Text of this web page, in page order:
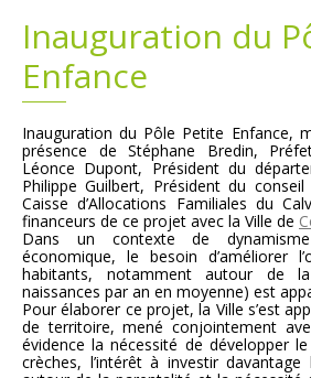
Inauguration du
Enfance
Inauguration du Pôle Petite Enfance,
présence de Stéphane Bredin,
Léonce Dupont, Président du
Philippe Guilbert, Président du
Caisse d’Allocations Familiales du
financeurs de ce projet avec la Ville de
Dans un contexte de
économique, le besoin d’améliorer
habitants, notamment autour de
naissances par an en moyenne) est
Pour élaborer ce projet, la Ville s’est
de territoire, mené conjointement
évidence la nécessité de développer
crèches, l’intérêt à investir
Plans
Demandes légales
Emploi
Marchés publics
Grands projets